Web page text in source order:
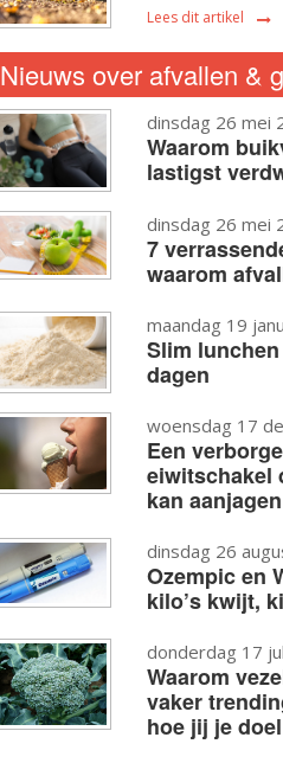
Lees dit artikel
Nieuws over afvallen &
dinsdag 26 mei
Waarom
lastigst
dinsdag 26 mei
7
waarom
maandag 19
Slim
dagen
woensdag 17
Een
eiwitschakel
kan aanjagen
dinsdag 26
Ozempic en
kilo’s kwijt,
donderdag 17
Waarom
vaker
hoe jij je